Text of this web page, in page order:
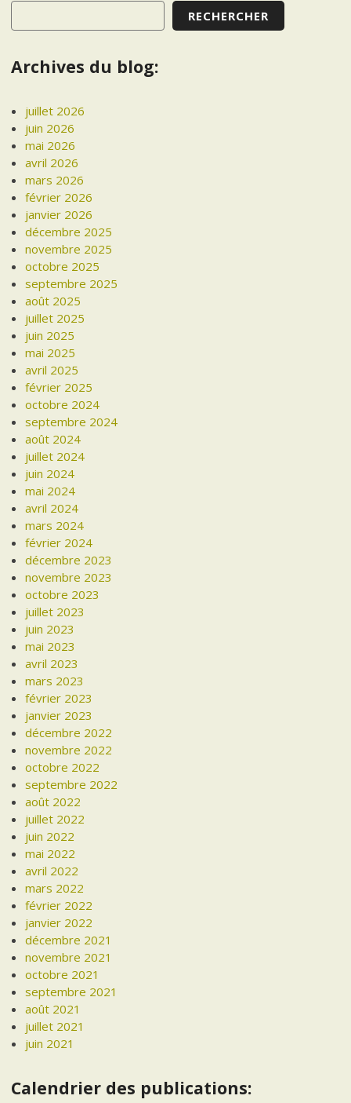
RECHERCHER
Archives du blog:
juillet 2026
juin 2026
mai 2026
avril 2026
mars 2026
février 2026
janvier 2026
décembre 2025
novembre 2025
octobre 2025
septembre 2025
août 2025
juillet 2025
juin 2025
mai 2025
avril 2025
février 2025
octobre 2024
septembre 2024
août 2024
juillet 2024
juin 2024
mai 2024
avril 2024
mars 2024
février 2024
décembre 2023
novembre 2023
octobre 2023
juillet 2023
juin 2023
mai 2023
avril 2023
mars 2023
février 2023
janvier 2023
décembre 2022
novembre 2022
octobre 2022
septembre 2022
août 2022
juillet 2022
juin 2022
mai 2022
avril 2022
mars 2022
février 2022
janvier 2022
décembre 2021
novembre 2021
octobre 2021
septembre 2021
août 2021
juillet 2021
juin 2021
Calendrier des publications: